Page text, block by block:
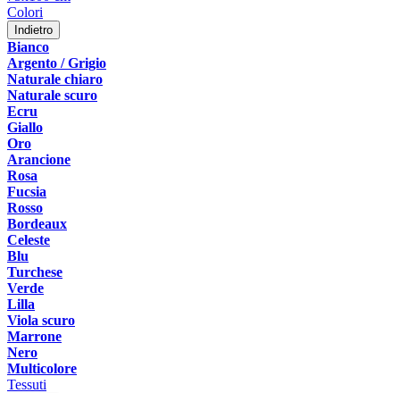
Colori
Indietro
Bianco
Argento / Grigio
Naturale chiaro
Naturale scuro
Ecru
Giallo
Oro
Arancione
Rosa
Fucsia
Rosso
Bordeaux
Celeste
Blu
Turchese
Verde
Lilla
Viola scuro
Marrone
Nero
Multicolore
Tessuti